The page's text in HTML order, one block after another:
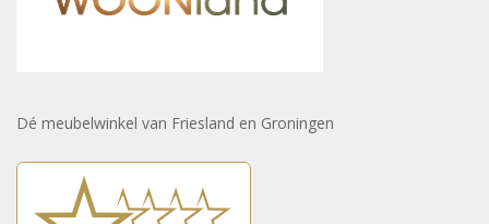
Dé meubelwinkel van Friesland en Groningen